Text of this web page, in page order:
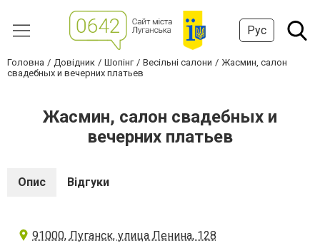
Рус
Головна Довідник Шопінг Весільні салони
Жасмин, салон
свадебных и вечерних платьев
Жасмин, салон свадебных и
вечерних платьев
Опис Відгуки
91000, Луганск, улица Ленина, 128